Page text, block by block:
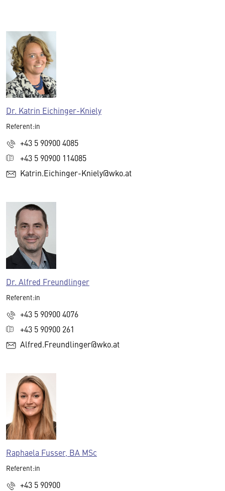
Dr. Katrin Eichinger-Kniely
Referent:in
+43 5 90900 4085
+43 5 90900 114085
Katrin.Eichinger-Kniely@wko.at
Dr. Alfred Freundlinger
Referent:in
+43 5 90900 4076
+43 5 90900 261
Alfred.Freundlinger@wko.at
Raphaela Fusser, BA MSc
Referent:in
+43 5 90900